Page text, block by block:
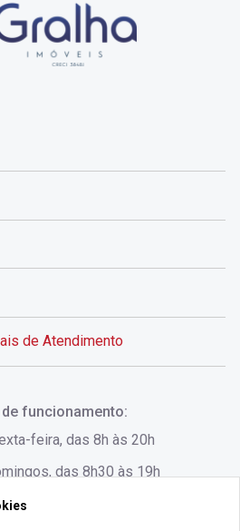
de Atendimento
- Trindade, Florianópolis -
funcionamento:
feira, das 8h às 20h
das 8h30 às 19h